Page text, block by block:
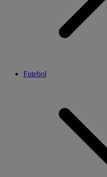
Futebol